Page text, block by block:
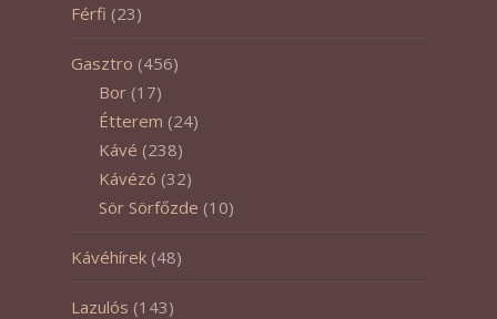
Férfi (23)
Gasztro (456)
Bor (17)
Étterem (24)
Kávé (238)
Kávézó (32)
Sör Sörfőzde (10)
Kávéhírek (48)
Lazulós (143)